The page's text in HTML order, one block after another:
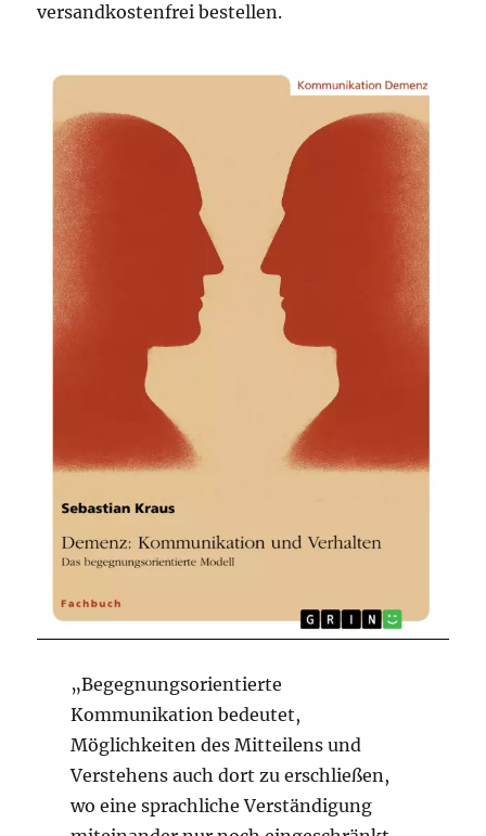
versandkostenfrei bestellen.
„Begegnungsorientierte
Kommunikation bedeutet,
Möglichkeiten des Mitteilens und
Verstehens auch dort zu erschließen,
wo eine sprachliche Verständigung